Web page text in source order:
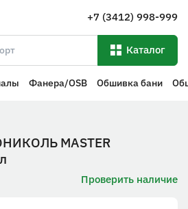
+7 (3412) 998-999
Каталог
Фанера/OSB Обшивка бани
MASTER
Проверить наличие